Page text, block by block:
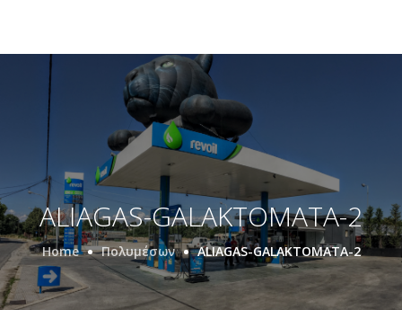
ALIAGAS-GALAKTOMATA-2
Home Πολυμέσων ALIAGAS-GALAKTOMATA-2